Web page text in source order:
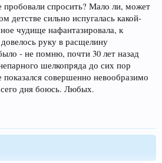
пробовали спросить? Мало ли, может
детстве сильно испугалась какой-
чудище нафантазировала, к
руку в расщелину
- не помню, почти 30 лет назад
шелкопряда до сих пор
совершенно невообразимо
дня боюсь. Любых.